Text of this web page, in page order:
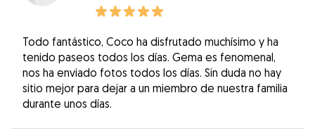
Todo fantástico, Coco ha disfrutado muchísimo y ha
tenido paseos todos los días. Gema es fenomenal,
nos ha enviado fotos todos los días. Sin duda no hay
sitio mejor para dejar a un miembro de nuestra familia
durante unos días.